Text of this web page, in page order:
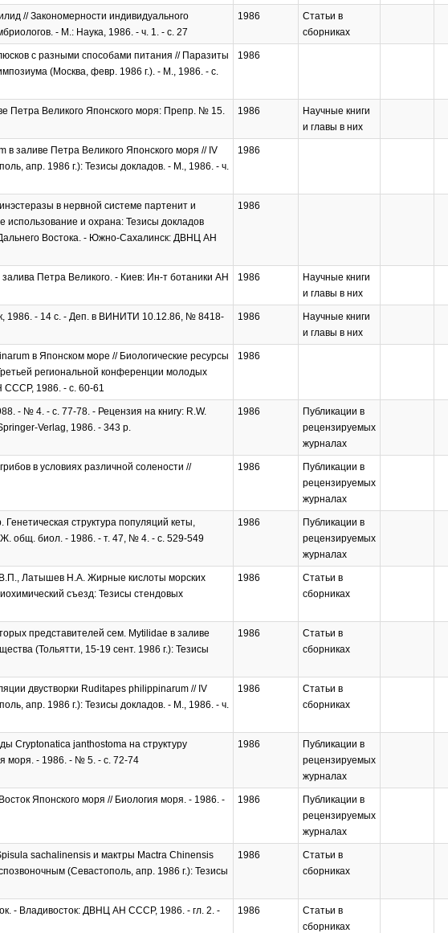
// Закономерности индивидуального
- М.: Наука, 1986. - ч. 1. - с. 27
1986
Статьи в
сборниках
с разными способами питания // Паразиты
(Москва, февр. 1986 г.). - М., 1986. - с.
1986
Петра Великого Японского моря: Препр. № 15.
1986
Научные книги
и главы в них
заливе Петра Великого Японского моря // IV
апр. 1986 г.): Тезисы докладов. - М., 1986. - ч.
1986
в нервной системе партенит и
и охрана: Тезисы докладов
Востока. - Южно-Сахалинск: ДВНЦ АН
1986
Петра Великого. - Киев: Ин-т ботаники АН
1986
Научные книги
и главы в них
1986. - 14 с. - Деп. в ВИНИТИ 10.12.86, № 8418-
1986
Научные книги
и главы в них
в Японском море // Биологические ресурсы
региональной конференции молодых
СССР, 1986. - с. 60-61
1986
- № 4. - с. 77-78. - Рецензия на книгу: R.W.
Verlag, 1986. - 343 p.
1986
Публикации в
рецензируемых
журналах
в условиях различной солености //
1986
Публикации в
рецензируемых
журналах
структура популяций кеты,
общ. биол. - 1986. - т. 47, № 4. - с. 529-549
1986
Публикации в
рецензируемых
журналах
Латышев Н.А. Жирные кислоты морских
съезд: Тезисы стендовых
1986
Статьи в
сборниках
представителей сем. Mytilidae в заливе
(Тольятти, 15-19 сент. 1986 г.): Тезисы
1986
Статьи в
сборниках
двустворки Ruditapes philippinarum // IV
апр. 1986 г.): Тезисы докладов. - М., 1986. - ч.
1986
Статьи в
сборниках
Cryptonatica janthostoma на структуру
моря. - 1986. - № 5. - с. 72-74
1986
Публикации в
рецензируемых
журналах
Японского моря // Биология моря. - 1986. -
1986
Публикации в
рецензируемых
журналах
sachalinensis и мактры Mactra Chinensis
(Севастополь, апр. 1986 г.): Тезисы
1986
Статьи в
сборниках
- Владивосток: ДВНЦ АН СССР, 1986. - гл. 2. -
1986
Статьи в
сборниках